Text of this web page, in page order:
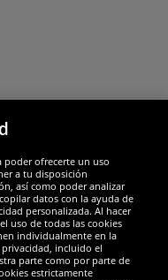
poder ofrecerte un uso
a tu disposición
así como poder analizar
datos con la ayuda de
personalizada. Al hacer
uso de todas las cookies
individualmente en la
incluido el
parte como por parte de
estrictamente